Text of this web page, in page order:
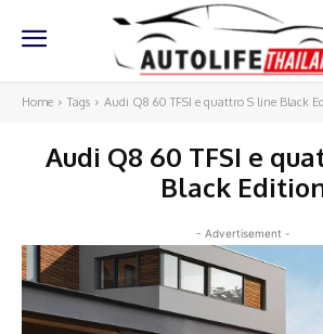
Home Tags Audi Q8 60 TFSI e quattro S line Black
Audi Q8 60 TFSI e
Black
- Advertisement -